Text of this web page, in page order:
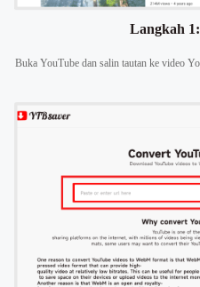
Langkah
Buka YouTube dan salin tautan ke video